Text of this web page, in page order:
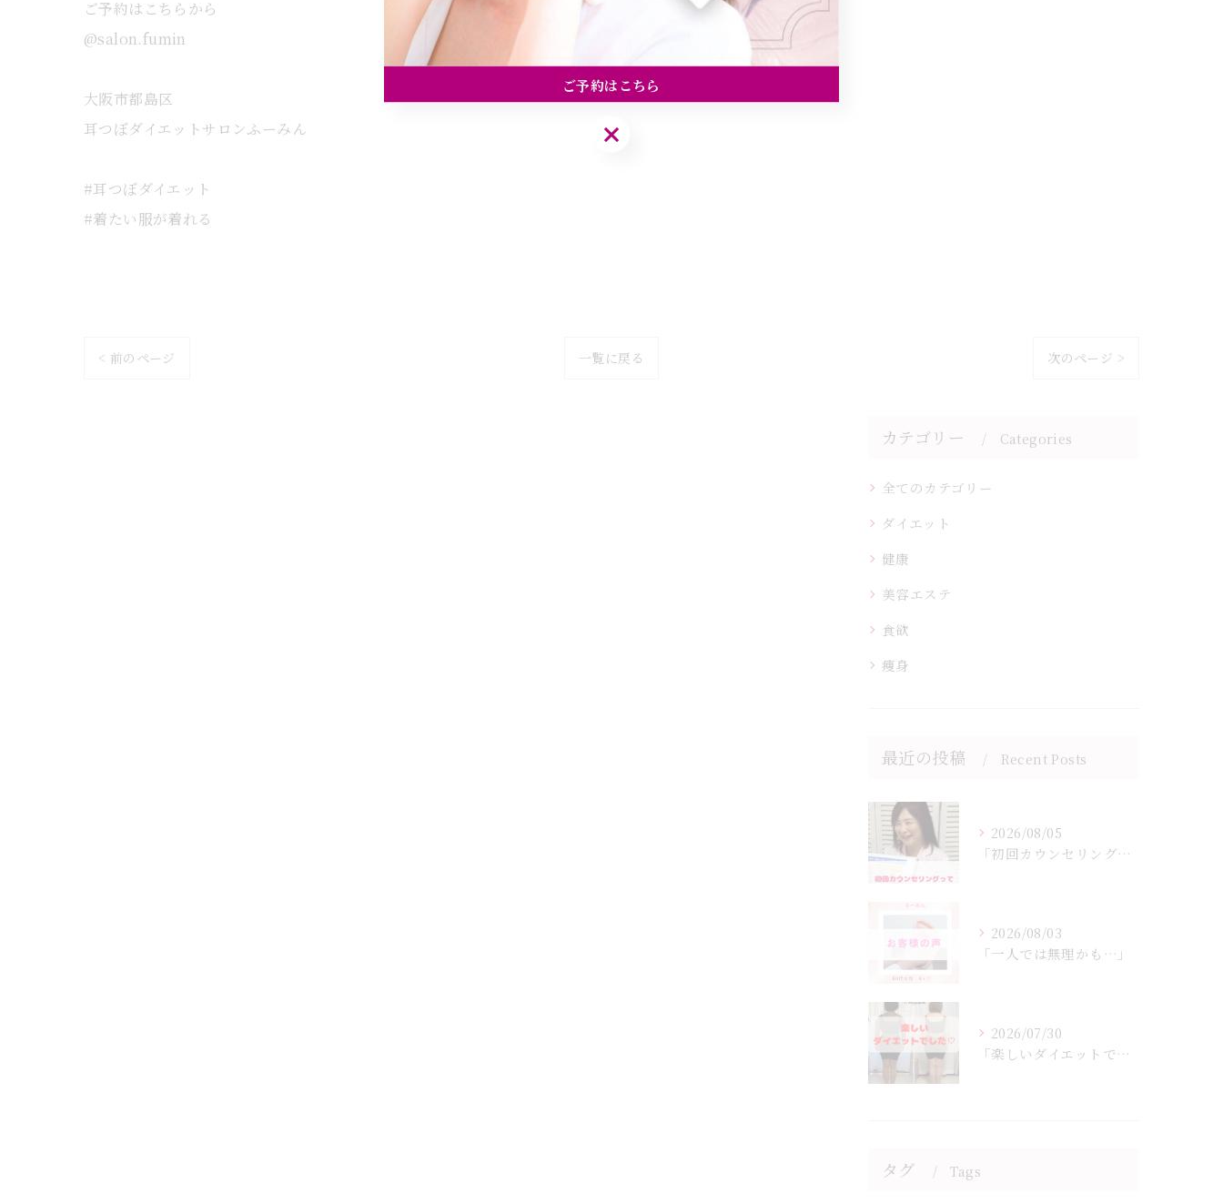
ご予約はこちらから
@salon.fumin
大阪市都島区
耳つぼダイエットサロンふーみん
#耳つぼダイエット
#着たい服が着れる
< 前のページ 一覧に戻る 次のページ >
カテゴリー Categories
全てのカテゴリー
ダイエット
健康
美容エステ
食欲
痩身
最近の投稿 Recent Posts
2026/08/05
「初回カウンセリングでは何をするの？」
2026/08/03
「一人では無理かも…」
2026/07/30
「楽しいダイエットでした♡」
タグ Tags
ご予約はこちら
ご予約はこちら